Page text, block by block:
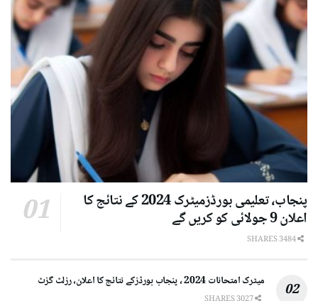
پنجاب، تعلیمی بورڈزمیٹرک 2024 کے نتائج کا
اعلان 9 جولائی کو کریں گے
میٹرک امتحانات 2024 ، پنجاب بورڈزکے نتائج کا اعلان، رزلٹ گزٹ